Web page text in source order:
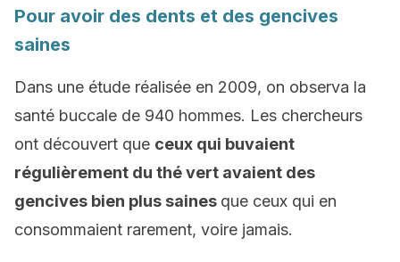
Pour avoir des dents et des gencives
saines
Dans une étude réalisée en 2009, on observa la
santé buccale de 940 hommes. Les chercheurs
ont découvert que ceux qui buvaient
régulièrement du thé vert avaient des
gencives bien plus saines que ceux qui en
consommaient rarement, voire jamais.